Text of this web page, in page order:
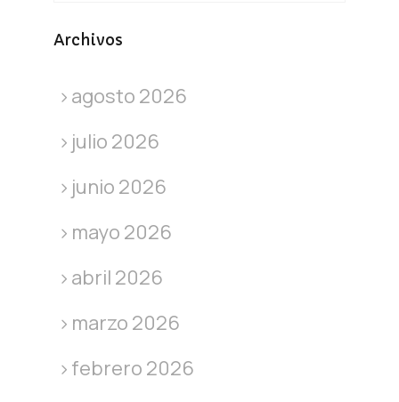
Archivos
agosto 2026
julio 2026
junio 2026
mayo 2026
abril 2026
marzo 2026
febrero 2026